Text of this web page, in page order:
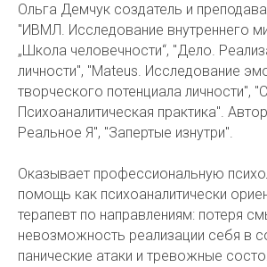
Ольга Демчук создатель и
"ИВМЛ. Исследование внутреннего
„Школа человечности“, "Дело.
личности", "Mateus. Исследование
творческого потенциала личности",
Психоаналитическая практика".
Реальное Я", "Запертые изнутри".
Оказывает профессиональную
помощь как психоаналитически
терапевт по направлениям: потеря
невозможность реализации себя в
панические атаки и тревожные